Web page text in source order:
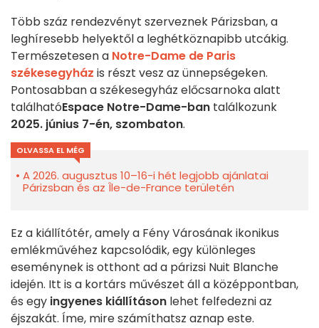
Több száz rendezvényt szerveznek Párizsban, a
leghíresebb helyektől a leghétköznapibb utcákig.
Természetesen a Notre-Dame de Paris
székesegyház is részt vesz az ünnepségeken.
Pontosabban a székesegyház előcsarnoka alatt
találhatóEspace Notre-Dame-ban találkozunk
2025. június 7-én, szombaton.
OLVASSA EL MÉG
A 2026. augusztus 10–16-i hét legjobb ajánlatai
Párizsban és az Île-de-France területén
Ez a kiállítótér, amely a Fény Városának ikonikus
emlékművéhez kapcsolódik, egy különleges
eseménynek is otthont ad a párizsi Nuit Blanche
idején. Itt is a kortárs művészet áll a középpontban,
és egy ingyenes kiállításon lehet felfedezni az
éjszakát. Íme, mire számíthatsz aznap este.